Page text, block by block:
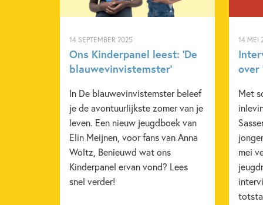
14 SEPTEMBER 2025
Ons Kinderpanel leest: ‘De
blauwevinvistemster’
In De blauwevinvistemster beleef
je de avontuurlijkste zomer van je
leven. Een nieuw jeugdboek van
Elin Meijnen, voor fans van Anna
Woltz, Benieuwd wat ons
Kinderpanel ervan vond? Lees
snel verder!
14 MEI
over
Met
mei